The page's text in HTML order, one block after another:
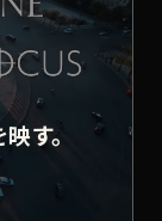
す。